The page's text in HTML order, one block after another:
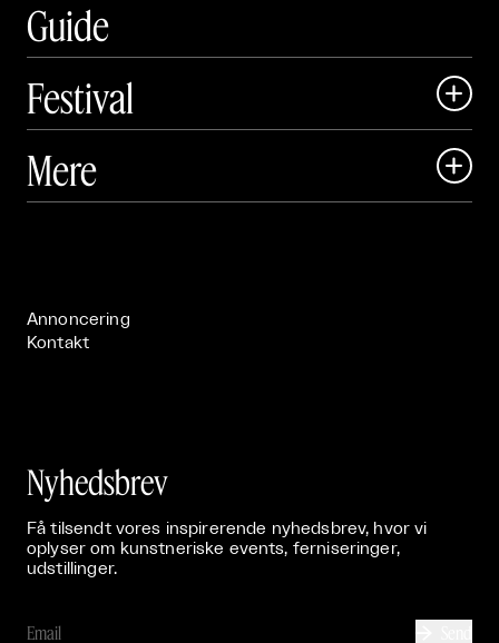
Guide
Festival

 Art Matter Festival
Mere 
Annoncering
Kontakt
Nyhedsbrev
Få tilsendt vores inspirerende nyhedsbrev, hvor vi
oplyser om kunstneriske events, ferniseringer,
udstillinger.